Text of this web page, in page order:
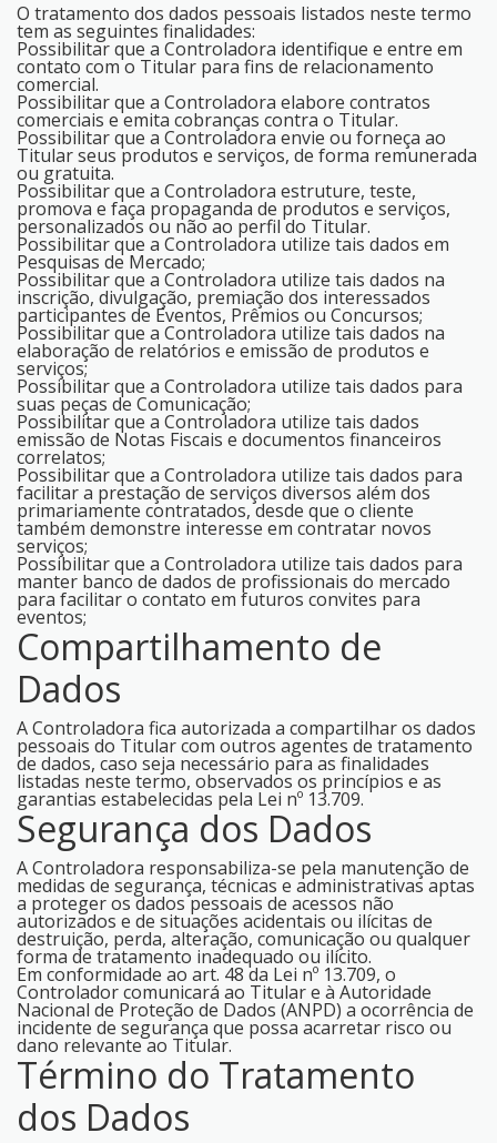
O tratamento dos dados pessoais listados neste termo
tem as seguintes finalidades:
Possibilitar que a Controladora identifique e entre em
contato com o Titular para fins de relacionamento
comercial.
Possibilitar que a Controladora elabore contratos
comerciais e emita cobranças contra o Titular.
Possibilitar que a Controladora envie ou forneça ao
Titular seus produtos e serviços, de forma remunerada
ou gratuita.
Possibilitar que a Controladora estruture, teste,
promova e faça propaganda de produtos e serviços,
personalizados ou não ao perfil do Titular.
Possibilitar que a Controladora utilize tais dados em
Pesquisas de Mercado;
Possibilitar que a Controladora utilize tais dados na
inscrição, divulgação, premiação dos interessados
participantes de Eventos, Prêmios ou Concursos;
Possibilitar que a Controladora utilize tais dados na
elaboração de relatórios e emissão de produtos e
serviços;
Possibilitar que a Controladora utilize tais dados para
suas peças de Comunicação;
Possibilitar que a Controladora utilize tais dados
emissão de Notas Fiscais e documentos financeiros
correlatos;
Possibilitar que a Controladora utilize tais dados para
facilitar a prestação de serviços diversos além dos
primariamente contratados, desde que o cliente
também demonstre interesse em contratar novos
serviços;
Possibilitar que a Controladora utilize tais dados para
manter banco de dados de profissionais do mercado
para facilitar o contato em futuros convites para
eventos;
Compartilhamento de
Dados
A Controladora fica autorizada a compartilhar os dados
pessoais do Titular com outros agentes de tratamento
de dados, caso seja necessário para as finalidades
listadas neste termo, observados os princípios e as
garantias estabelecidas pela Lei nº 13.709.
Segurança dos Dados
A Controladora responsabiliza-se pela manutenção de
medidas de segurança, técnicas e administrativas aptas
a proteger os dados pessoais de acessos não
autorizados e de situações acidentais ou ilícitas de
destruição, perda, alteração, comunicação ou qualquer
forma de tratamento inadequado ou ilícito.
Em conformidade ao art. 48 da Lei nº 13.709, o
Controlador comunicará ao Titular e à Autoridade
Nacional de Proteção de Dados (ANPD) a ocorrência de
incidente de segurança que possa acarretar risco ou
dano relevante ao Titular.
Término do Tratamento
dos Dados